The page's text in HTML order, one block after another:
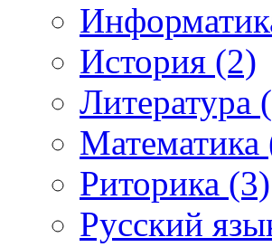
История (2)
Литература
Математика
Риторика (3)
Русский